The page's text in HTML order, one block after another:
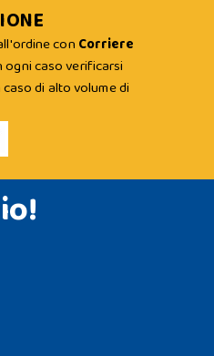
con Corriere
ogni caso verificarsi
di alto volume di